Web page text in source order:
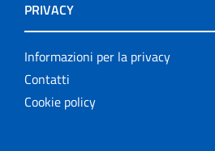
PRIVACY
Informazioni per la privacy
Contatti
Cookie policy